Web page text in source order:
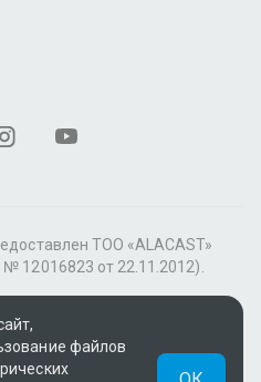
ТОО «ALACAST»
12016823 от 22.11.2012).
для «Пакета
предоставляется
файлов